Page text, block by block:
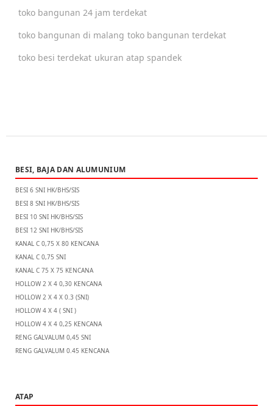
toko bangunan 24 jam terdekat
toko bangunan di malang toko bangunan terdekat
toko besi terdekat ukuran atap spandek
BESI, BAJA DAN ALUMUNIUM
BESI 6 SNI HK/BHS/SIS
BESI 8 SNI HK/BHS/SIS
BESI 10 SNI HK/BHS/SIS
BESI 12 SNI HK/BHS/SIS
KANAL C 0,75 X 80 KENCANA
KANAL C 0,75 SNI
KANAL C 75 X 75 KENCANA
HOLLOW 2 X 4 0,30 KENCANA
HOLLOW 2 X 4 X 0.3 (SNI)
HOLLOW 4 X 4 ( SNI )
HOLLOW 4 X 4 0,25 KENCANA
RENG GALVALUM 0,45 SNI
RENG GALVALUM 0.45 KENCANA
ATAP